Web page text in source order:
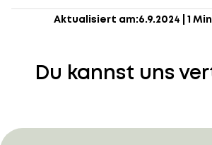
Aktualisiert am:6.9.2024 1
Du kannst uns